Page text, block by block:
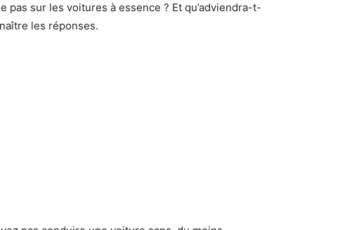
sur les voitures à essence ? Et qu’adviendra-t-
les réponses.